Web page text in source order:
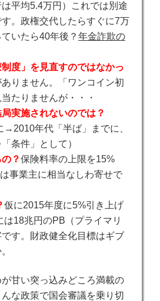
は平均5.4万円）これでは別途
。政権交代したらすぐに7万
いたら40年後？ 年金詐欺の
制度」を見直すのではなかっ
りません。「ワンコイン初
たりませんが・・・
実施されないのでは？
→2010年代「半ば」までに、
条件」として）
？保険料率の上限を15%
は事業主に相当なしわ寄せで
仮に2015年度に5%引き上げ
は18兆円のPB（プライマリ
す。財政健全化目標はギブ
甘い突っ込みどころ満載の
んな政策で国会審議を乗り切